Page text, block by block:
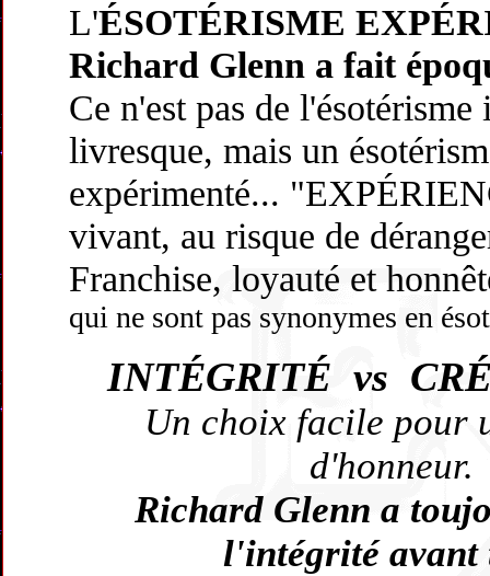
L'ÉSOTÉRISME
Richard Glenn a fait
Ce n'est pas de
livresque, mais un
expérimenté...
vivant, au risque de
Franchise, loyauté et
qui ne sont pas synonymes en
INTÉGRITÉ vs
Un choix facile pour
d'honneur.
Richard Glenn a
l'intégrité avant